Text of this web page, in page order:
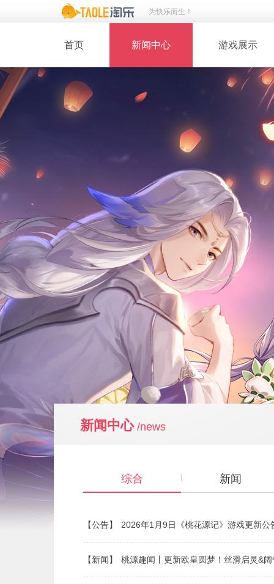
为快乐而生！
首页 新闻中心 游戏展示
· 维护公告
· 桃花美人
新闻中心 /news
综合 新闻
【公告】 2026年1月9日《桃花源记》游戏更新公
【新闻】 桃源趣闻丨更新欧皇圆梦！丝滑启灵&